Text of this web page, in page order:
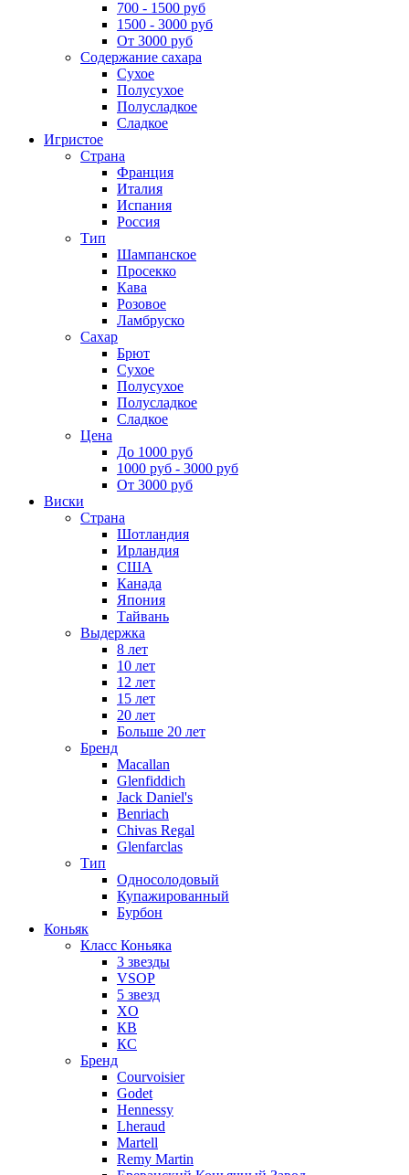
700 - 1500 руб
1500 - 3000 руб
От 3000 руб
Содержание сахара
Сухое
Полусухое
Полусладкое
Сладкое
Игристое
Страна
Франция
Италия
Испания
Россия
Тип
Шампанское
Просекко
Кава
Розовое
Ламбруско
Сахар
Брют
Сухое
Полусухое
Полусладкое
Сладкое
Цена
До 1000 руб
1000 руб - 3000 руб
От 3000 руб
Виски
Страна
Шотландия
Ирландия
США
Канада
Япония
Тайвань
Выдержка
8 лет
10 лет
12 лет
15 лет
20 лет
Больше 20 лет
Бренд
Macallan
Glenfiddich
Jack Daniel's
Benriach
Chivas Regal
Glenfarclas
Тип
Односолодовый
Купажированный
Бурбон
Коньяк
Класс Коньяка
3 звезды
VSOP
5 звезд
XO
КВ
КС
Бренд
Courvoisier
Godet
Hennessy
Lheraud
Martell
Remy Martin